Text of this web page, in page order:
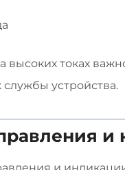
высоких токах
службы устройства.
и